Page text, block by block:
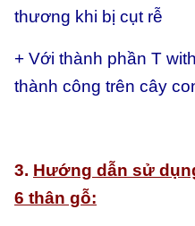
thương khi bị cụt rễ
+ Với thành phần T
thành công trên cây
3. Hướng dẫn sử
6 thân gỗ: